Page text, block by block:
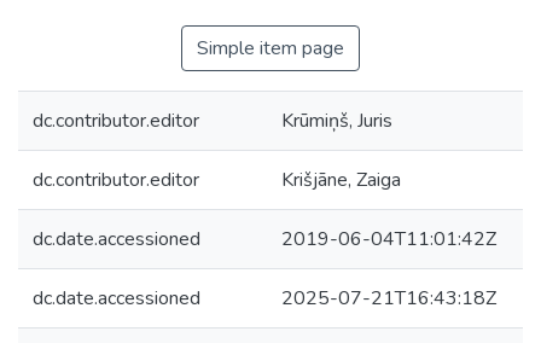
Simple item page
dc.contributor.editor Krūmiņš, Juris
dc.contributor.editor Krišjāne, Zaiga
dc.date.accessioned 2019-06-04T11:01:42Z
dc.date.accessioned 2025-07-21T16:43:18Z